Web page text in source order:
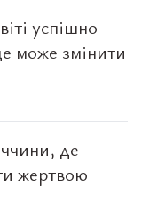
успішно
може змінити
де
жертвою